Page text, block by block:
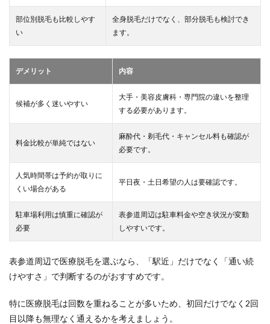
部位別脱毛も比較しやす
い
全身脱毛だけでなく、部分脱毛も検討でき
ます。
デメリット 内容
候補が多く迷いやすい
大手・美容皮膚科・専門院の違いを整理
する必要があります。
料金比較が単純ではない
麻酔代・剃毛代・キャンセル料も確認が
必要です。
人気時間帯は予約が取りに
くい場合がある
平日夜・土日希望の人は要確認です。
駐車場利用は慎重に確認が
必要
表参道周辺は駐車料金や空き状況が変動
しやすいです。
表参道周辺で医療脱毛を選ぶなら、「駅近」だけでなく「通い続
けやすさ」で判断するのがおすすめです。
特に医療脱毛は回数を重ねることが多いため、初回だけでなく2回
目以降も無理なく通えるかを考えましょう。